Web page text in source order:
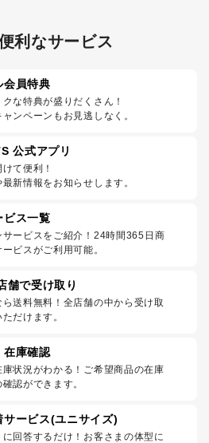
利なサービス
会員特典
な特典が盛りだくさん！
ンペーンもお見逃しなく。
公式アプリ
て便利！
新情報をお知らせします。
ビス一覧
サービスをご紹介！24時間365日商
ビスがご利用可能。
舗で受け取り
送料無料！全店舗の中から受け取
だけます。
在庫確認
状況がわかる！ご希望商品の在庫
認ができます。
サービス(ユニサイズ)
回答するだけ！お客さまの体型に